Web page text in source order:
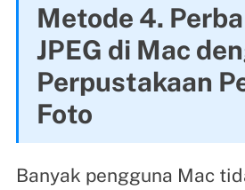
Metode 4.
JPEG di Mac
Perpustakaan
Foto
Banyak pengguna Mac